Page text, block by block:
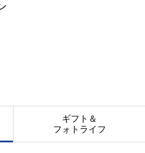
ギフト＆
フォトライフ